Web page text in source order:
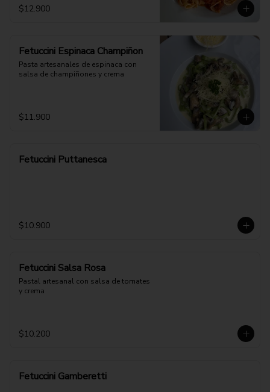
$12.900
Fetuccini Espinaca Champiñon
Pasta artesanales de espinaca con
salsa de champiñones y crema
$11.900
Fetuccini Puttanesca
$10.900
Fetuccini Salsa Rosa
Pastal artesanal con salsa de tomates
y crema
$10.200
Fetuccini Gamberetti